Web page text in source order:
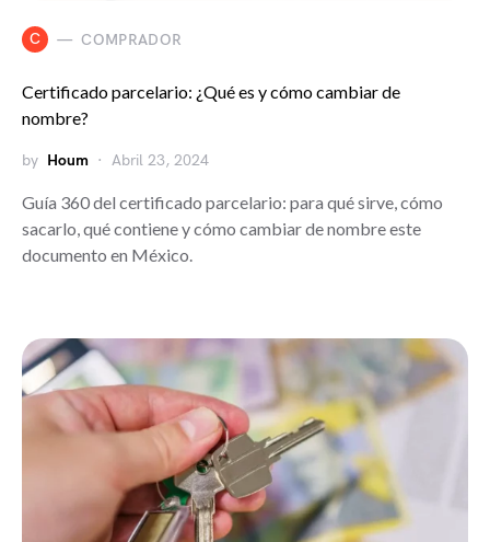
C COMPRADOR
Certificado parcelario: ¿Qué es y cómo cambiar de
nombre?
by Houm Abril 23, 2024
Guía 360 del certificado parcelario: para qué sirve, cómo
sacarlo, qué contiene y cómo cambiar de nombre este
documento en México.